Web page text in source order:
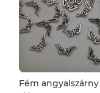
Fém angyalszárny